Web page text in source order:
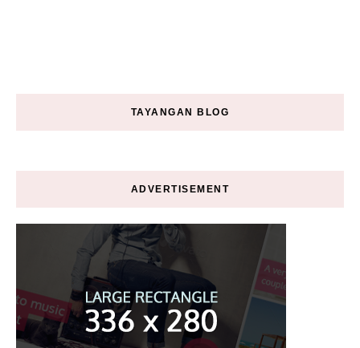
TAYANGAN BLOG
ADVERTISEMENT